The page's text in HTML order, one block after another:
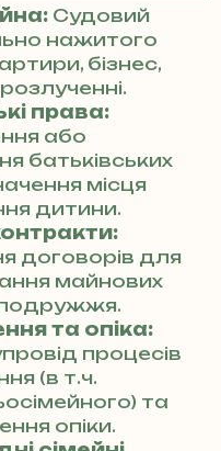
Судовий
нажитого
бізнес,
права:
або
батьківських
місця
дитини.
договорів для
майнових
та опіка:
процесів
(в т.ч.
та
опіки.